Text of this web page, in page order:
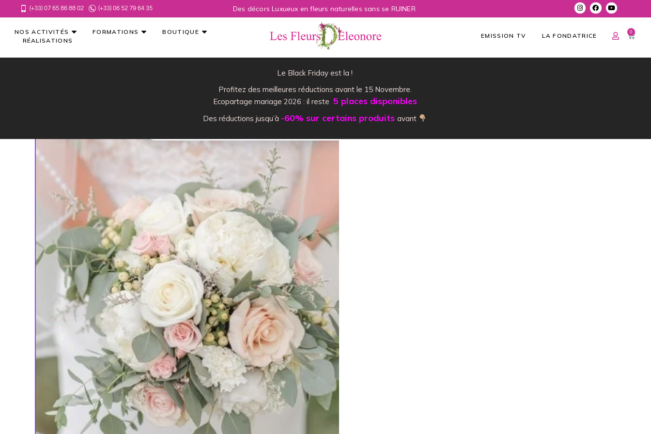
(+33) 07 65 86 88 02 (+33) 06 52 79 64 35 Des décors Luxueux en fleurs naturelles sans se RUINER
NOS ACTIVITÉS FORMATIONS
BOUTIQUE
RÉALISATIONS
EMISSION TV LA FONDATRICE
0
Le Black Friday est la !
Profitez des meilleures réductions avant le 15 Novembre.
Ecopartage mariage 2026 : il reste 5 places disponibles
Des réductions jusqu’à -60% sur certains produits avant